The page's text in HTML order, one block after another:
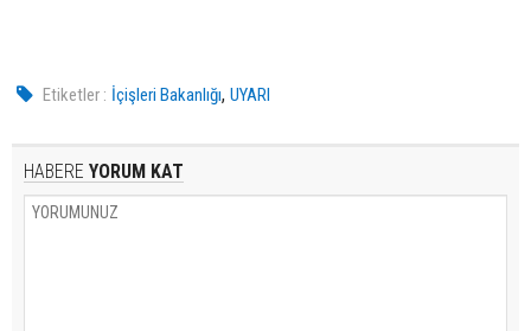
Etiketler : İçişleri Bakanlığı,UYARI
HABERE YORUM KAT